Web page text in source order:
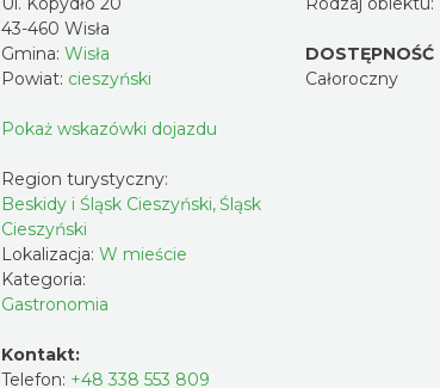
43-460 Wisła
Gmina: Wisła
Powiat: cieszyński
Pokaż wskazówki dojazdu
Region turystyczny:
Beskidy i Śląsk Cieszyński, Śląsk
Cieszyński
Lokalizacja: W mieście
Kategoria:
Gastronomia
Kontakt:
Telefon: +48 338 553 809
DOSTĘPNOŚĆ
Całoroczny